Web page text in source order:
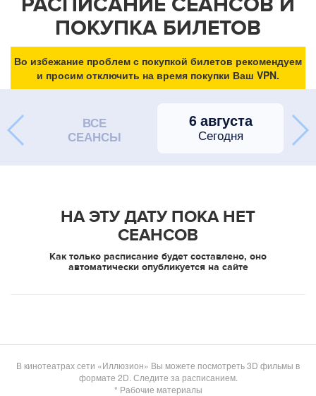
ПОКУПКА БИЛЕТОВ
Во избежание проблем с покупкой билетов рекомендуем
и просим отключить на время покупки Ваш VPN.
ВСЕ
СЕАНСЫ
6 августа
Сегодня
НА ЭТУ ДАТУ ПОКА НЕТ
СЕАНСОВ
Как только расписание будет составлено, оно
автоматически опубликуется на сайте
В кинотеатрах сети «Иллюзион» Вы можете посмотреть 3D фильмы в
формате 2D. Следите за расписанием.
* Рабочие материалы